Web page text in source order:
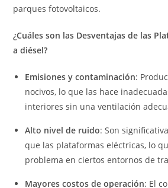
parques fotovoltaicos.
¿Cuáles son las Desventajas de las
a diésel?
Emisiones y contaminación:
nocivos, lo que las hace
interiores sin una ventilación
Alto nivel de ruido: Son
que las plataformas eléctricas, lo
problema en ciertos entornos de
Mayores costos de operación: El